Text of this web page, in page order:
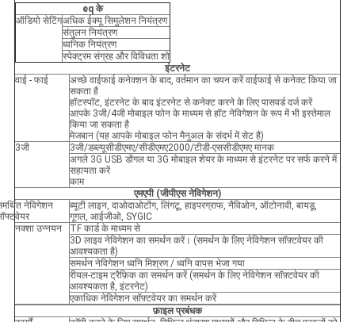
eq के
ऑडियो सेटिंगअधिक ईक्यू सिमुलेशन नियंत्रण
संतुलन नियंत्रण
ध्वनिक नियंत्रण
स्पेक्ट्रम संग्रह और विविधता शो
इंटरनेट
वाई - फाई
अच्छे वाईफाई कनेक्शन के बाद, वर्तमान का चयन करें वाईफाई से कनेक्ट किया जा
सकता है
हॉटस्पॉट, इंटरनेट के बाद इंटरनेट से कनेक्ट करने के लिए पासवर्ड दर्ज करें
आपके 3जी/4जी मोबाइल फोन के माध्यम से हॉट नेविगेशन के रूप में भी इस्तेमाल
किया जा सकता है
मेजबान (यह आपके मोबाइल फोन मैनुअल के संदर्भ में सेट है)
3जी
3जी/डब्ल्यूसीडीएमए/सीडीएमए2000/टीडी-एससीडीएमए मानक
अगले 3G USB डोंगल या 3G मोबाइल शेयर के माध्यम से इंटरनेट पर सर्फ करने में
सहायता करें
काम
एमएपी (जीपीएस नेविगेशन)
नेविगेशन
ब्यूटी लाइन, दाओदाओटोंग, लिंगटू, हाइपरग्राफ, नैविओन, ऑटोनावी, बायडू,
गूगल, आईजीओ, SYGIC
नक्शा उन्नयन
TF कार्ड के माध्यम से
3D लाइव नेविगेशन का समर्थन करें। (समर्थन के लिए नेविगेशन सॉफ़्टवेयर की
आवश्यकता है)
समर्थन नेविगेशन ध्वनि मिश्रण / ध्वनि वापस भेजा गया
रीयल-टाइम ट्रैफ़िक का समर्थन करें (समर्थन के लिए नेविगेशन सॉफ़्टवेयर की
आवश्यकता है, इंटरनेट)
एकाधिक नेविगेशन सॉफ़्टवेयर का समर्थन करें
फ़ाइल प्रबंधक